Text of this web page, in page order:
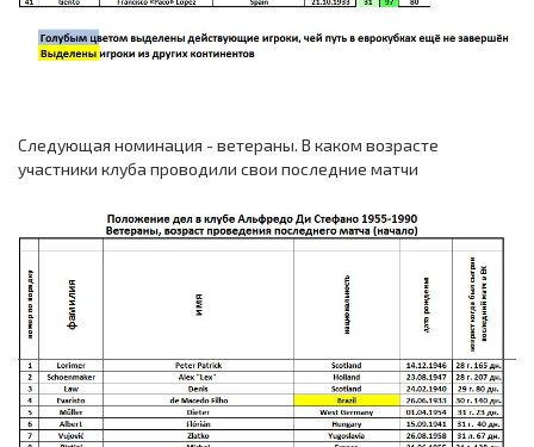
Следующая номинация - ветераны. В каком возрасте
участники клуба проводили свои последние матчи